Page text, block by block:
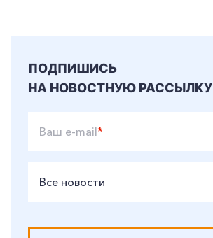
ПОДПИШИСЬ
НА НОВОСТНУЮ РАССЫЛКУ
Ваш e-mail*
Все новости